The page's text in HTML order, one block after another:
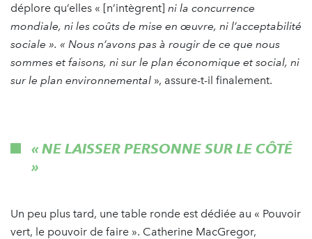
déplore qu’elles « [n’intègrent] ni la concurrence
mondiale, ni les coûts de mise en œuvre, ni l’acceptabilité
sociale ». « Nous n’avons pas à rougir de ce que nous
sommes et faisons, ni sur le plan économique et social, ni
sur le plan environnemental », assure-t-il finalement.
« NE LAISSER PERSONNE SUR LE CÔTÉ
»
Un peu plus tard, une table ronde est dédiée au « Pouvoir
vert, le pouvoir de faire ». Catherine MacGregor,